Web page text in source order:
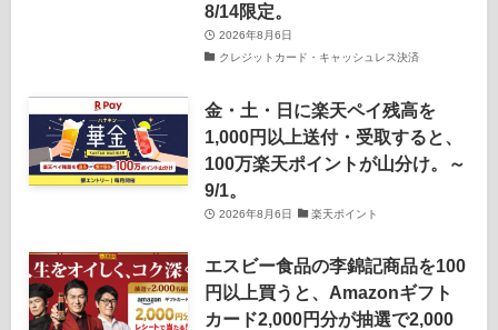
8/14限定。
2026年8月6日
クレジットカード・キャッシュレス決済
金・土・日に楽天ペイ残高を
1,000円以上送付・受取すると、
100万楽天ポイントが山分け。～
9/1。
2026年8月6日 楽天ポイント
エスビー食品の李錦記商品を100
円以上買うと、Amazonギフト
カード2,000円分が抽選で2,000